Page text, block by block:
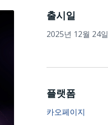
출시일
2025년 12월 24일
플랫폼
카오페이지